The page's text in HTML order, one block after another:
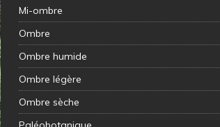
Mi-ombre
Ombre
Ombre humide
Ombre légère
Ombre sèche